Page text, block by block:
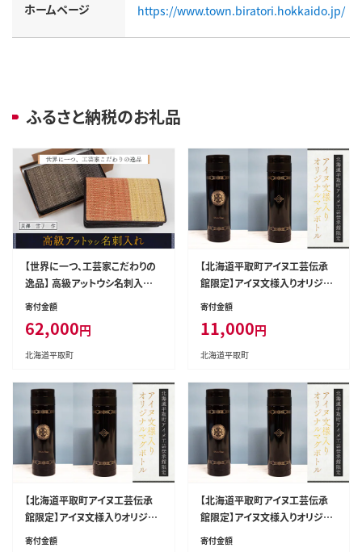
ホームページ https://www.town.biratori.hokkaido.jp/
ふるさと納税のお礼品
【世界に一つ、工芸家こだわりの
逸品】 高級アットウシ名刺入れ B
RTA005
寄付金額
62,000円
北海道平取町
【北海道平取町アイヌ工芸伝承
館限定】アイヌ文様入りオリジナ
ルマグボトル【NO.1】 BRTA009-
寄付金額
11,000円
北海道平取町
【北海道平取町アイヌ工芸伝承
館限定】アイヌ文様入りオリジナ
ルマグボトル【NO.2】 BRTA009-
寄付金額
【北海道平取町アイヌ工芸伝承
館限定】アイヌ文様入りオリジナ
ルマグボトル【NO.3】 BRTA009-
寄付金額